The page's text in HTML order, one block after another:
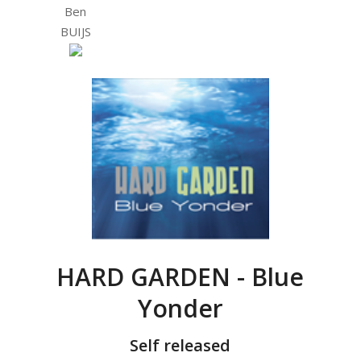
Ben
BUIJS
HARD GARDEN - Blue
Yonder
Self released